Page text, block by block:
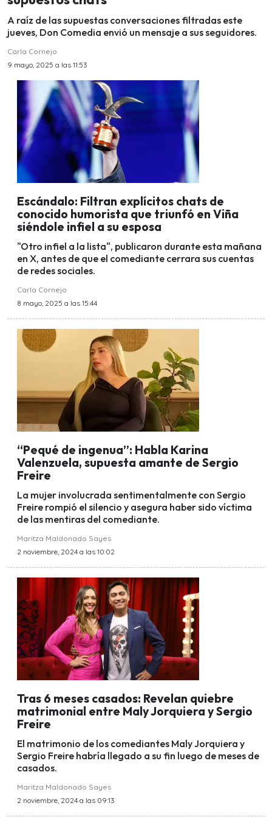
A raíz de las supuestas conversaciones filtradas este
jueves, Don Comedia envió un mensaje a sus seguidores.
Carla Cornejo
9 mayo, 2025 a las 11:53
Escándalo: Filtran explícitos chats de
conocido humorista que triunfó en Viña
siéndole infiel a su esposa
"Otro infiel a la lista", publicaron durante esta mañana
en X, antes de que el comediante cerrara sus cuentas
de redes sociales.
Carla Cornejo
8 mayo, 2025 a las 15:44
“Pequé de ingenua”: Habla Karina
Valenzuela, supuesta amante de Sergio
Freire
La mujer involucrada sentimentalmente con Sergio
Freire rompió el silencio y asegura haber sido víctima
de las mentiras del comediante.
Maritza Maldonado Sayes
2 noviembre, 2024 a las 10:02
Tras 6 meses casados: Revelan quiebre
matrimonial entre Maly Jorquiera y Sergio
Freire
El matrimonio de los comediantes Maly Jorquiera y
Sergio Freire habría llegado a su fin luego de meses de
casados.
Maritza Maldonado Sayes
2 noviembre, 2024 a las 09:13